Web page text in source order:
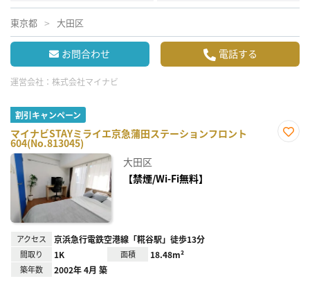
東京都 大田区
お問合わせ 電話する
運営会社： 株式会社マイナビ
割引キャンペーン
マイナビSTAYミライエ京急蒲田ステーションフロント
604(No.813045)
大田区
【禁煙/Wi-Fi無料】
アクセス 京浜急行電鉄空港線「糀谷駅」徒歩13分
間取り 1K 面積 18.48m²
築年数 2002年 4月 築